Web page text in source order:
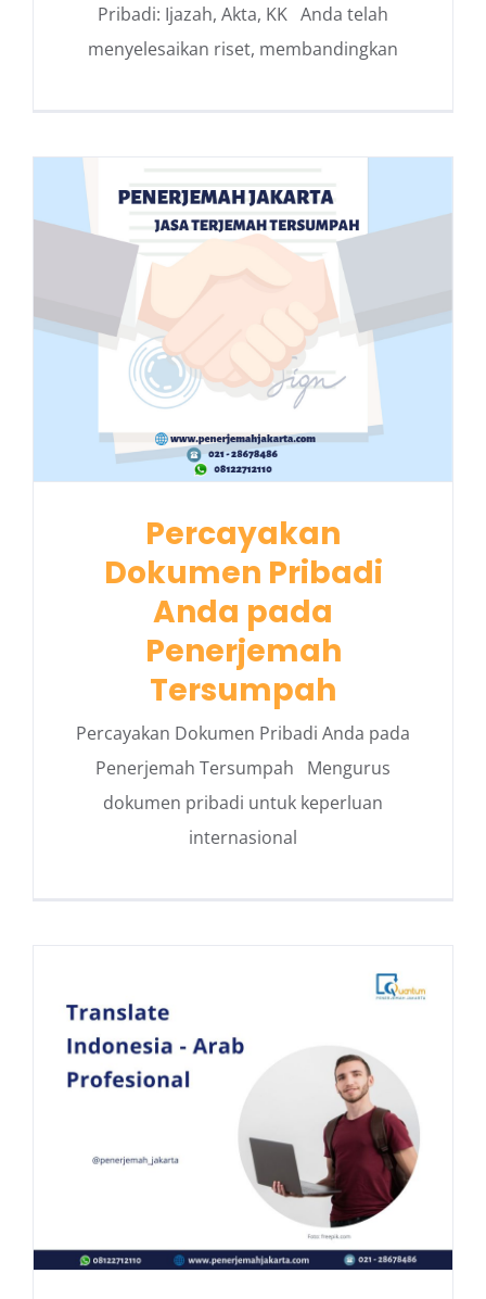
Pribadi: Ijazah, Akta, KK Anda telah
menyelesaikan riset, membandingkan
Percayakan
Dokumen Pribadi
Anda pada
Penerjemah
Tersumpah
Percayakan Dokumen Pribadi Anda pada
Penerjemah Tersumpah Mengurus
dokumen pribadi untuk keperluan
internasional